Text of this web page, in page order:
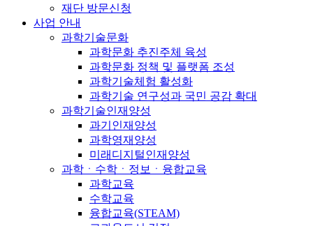
재단 방문신청
사업 안내
과학기술문화
과학문화 추진주체 육성
과학문화 정책 및 플랫폼 조성
과학기술체험 활성화
과학기술 연구성과 국민 공감 확대
과학기술인재양성
과기인재양성
과학영재양성
미래디지털인재양성
과학ㆍ수학ㆍ정보ㆍ융합교육
과학교육
수학교육
융합교육(STEAM)